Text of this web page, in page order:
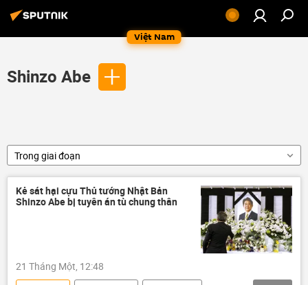
Việt Nam
Shinzo Abe
Trong giai đoạn
Kẻ sát hại cựu Thủ tướng Nhật Bản
Shinzo Abe bị tuyên án tù chung thân
21 Tháng Một, 12:48